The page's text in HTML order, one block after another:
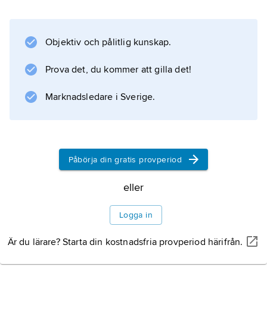
.
Information om artikeln
Objektiv och pålitlig kunskap.
Prova det, du kommer att gilla det!
Marknadsledare i Sverige.
Påbörja din gratis provperiod
eller
Logga in
Är du lärare? Starta din kostnadsfria provperiod härifrån.